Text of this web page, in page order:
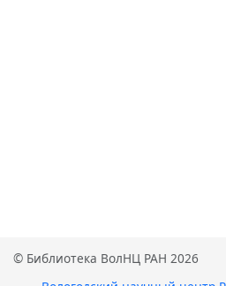
© Библиотека ВолНЦ РАН 2026